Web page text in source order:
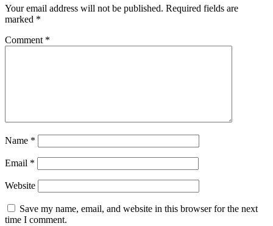
Your email address will not be published. Required fields are
marked *
Comment *
Name *
Email *
Website
Save my name, email, and website in this browser for the next
time I comment.